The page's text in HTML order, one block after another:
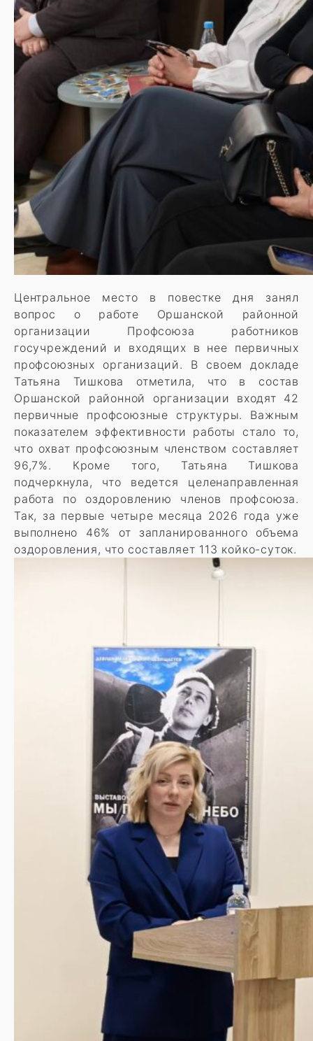
Центральное место в повестке дня занял
вопрос о работе Оршанской районной
организации Профсоюза работников
госучреждений и входящих в нее первичных
профсоюзных организаций. В своем докладе
Татьяна Тишкова отметила, что в состав
Оршанской районной организации входят 42
первичные профсоюзные структуры. Важным
показателем эффективности работы стало то,
что охват профсоюзным членством составляет
96,7%. Кроме того, Татьяна Тишкова
подчеркнула, что ведется целенаправленная
работа по оздоровлению членов профсоюза.
Так, за первые четыре месяца 2026 года уже
выполнено 46% от запланированного объема
оздоровления, что составляет 113 койко-суток.